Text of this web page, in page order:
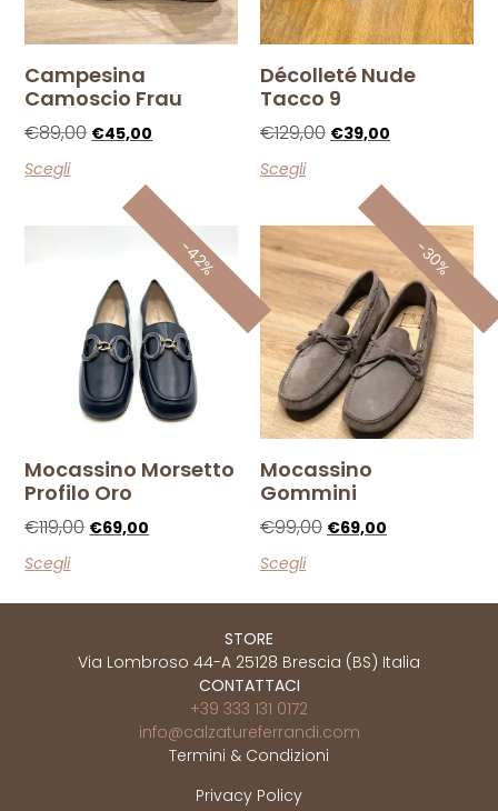
Campesina
Camoscio Frau
€89,00 €45,00
Scegli
Décolleté Nude
Tacco 9
€129,00 €39,00
Scegli
-42%
Mocassino Morsetto
Profilo Oro
€119,00 €69,00
Scegli
-30%
Mocassino
Gommini
€99,00 €69,00
Scegli
STORE
Via Lombroso 44-A 25128 Brescia (BS) Italia
CONTATTACI
+39 333 131 0172
info@calzatureferrandi.com
Termini & Condizioni
Privacy Policy